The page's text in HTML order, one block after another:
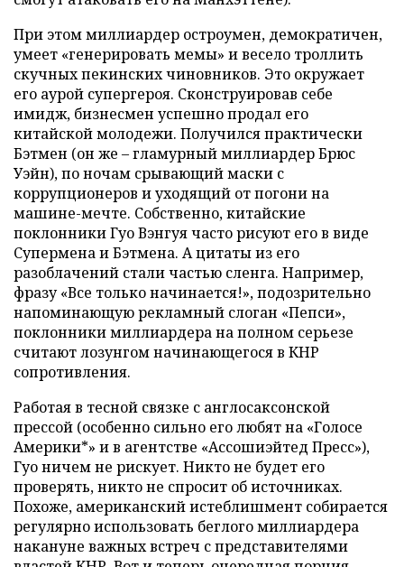
При этом миллиардер остроумен, демократичен,
умеет «генерировать мемы» и весело троллить
скучных пекинских чиновников. Это окружает
его аурой супергероя. Сконструировав себе
имидж, бизнесмен успешно продал его
китайской молодежи. Получился практически
Бэтмен (он же – гламурный миллиардер Брюс
Уэйн), по ночам срывающий маски с
коррупционеров и уходящий от погони на
машине-мечте. Собственно, китайские
поклонники Гуо Вэнгуя часто рисуют его в виде
Супермена и Бэтмена. А цитаты из его
разоблачений стали частью сленга. Например,
фразу «Все только начинается!», подозрительно
напоминающую рекламный слоган «Пепси»,
поклонники миллиардера на полном серьезе
считают лозунгом начинающегося в КНР
сопротивления.
Работая в тесной связке с англосаксонской
прессой (особенно сильно его любят на «Голосе
Америки*» и в агентстве «Ассошиэйтед Пресс»),
Гуо ничем не рискует. Никто не будет его
проверять, никто не спросит об источниках.
Похоже, американский истеблишмент собирается
регулярно использовать беглого миллиардера
накануне важных встреч с представителями